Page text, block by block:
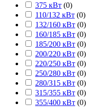
375 кВт (0)
110/132 кВт (0)
132/160 кВт (0)
160/185 кВт (0)
185/200 кВт (0)
200/220 кВт (0)
220/250 кВт (0)
250/280 кВт (0)
280/315 кВт (0)
315/355 кВт (0)
355/400 кВт (0)